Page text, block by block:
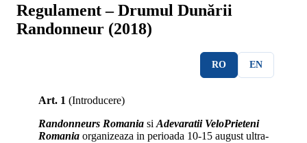
Regulament – Drumul Dunării
Randonneur (2018)
RO EN
Art. 1 (Introducere)
Randonneurs Romania si Adevaratii VeloPrieteni
Romania organizeaza in perioada 10-15 august ultra-